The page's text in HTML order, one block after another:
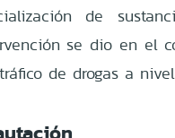
de
se dio en el
de drogas a